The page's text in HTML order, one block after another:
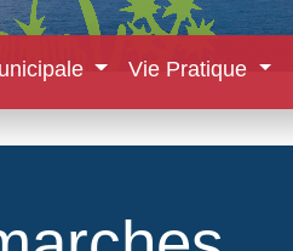
Vie Pratique